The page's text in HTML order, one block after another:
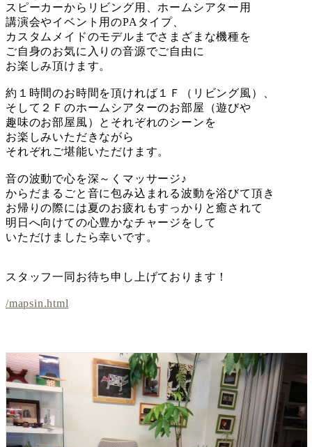
スピーカーからリビング用、ホームシアター用
講演会やイベント用のPAタイプ、
カスタムメイドのモデルまでさまざまな機種を
ご自身のお気に入りの音源でご自由に
お楽しみ頂けます。
約１時間のお時間を頂ければ１Ｆ（リビング風）、
そして２Ｆのホームシアターのお部屋（遊びや
趣味のお部屋風）とそれぞれのシーンを
お楽しみいただきながら
それぞれご堪能いただけます。
音の波動で心を深～くマッサージ♪
からだまるごと音に包み込まれる波動を浴びて頂き
お帰りの際には夏のお疲れもすっかりと癒されて
明日へ向けての心豊かなチャージをして
いただけましたら幸いです。
スタッフ一同お待ち申し上げております！
/mapsin.html